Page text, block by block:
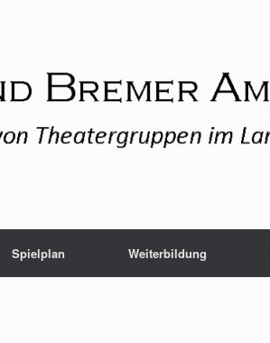
Spielplan Weiterbildung